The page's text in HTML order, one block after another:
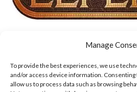
Manage
To provide the best experiences, we use
and/or access device information.
allow us to process data such as browsing
ΣΧΕΤΙΚΑ ΜΕ
ΟΡΟΙ ΧΡΗΣΗΣ, COOKIES &
ΔΗΛΩΣΗ ΑΠΟΠΟΙΗΣΗΣ